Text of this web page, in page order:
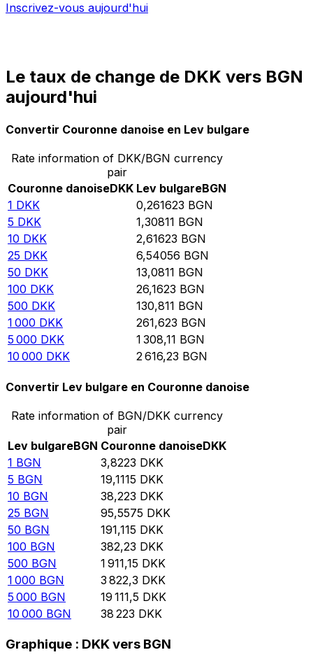
Inscrivez-vous aujourd'hui
Le taux de change de DKK vers BGN
aujourd'hui
Convertir Couronne danoise en Lev bulgare
Rate information of DKK/BGN currency
pair
Couronne danoiseDKK Lev bulgareBGN
1 DKK 0,261623 BGN
5 DKK 1,30811 BGN
10 DKK 2,61623 BGN
25 DKK 6,54056 BGN
50 DKK 13,0811 BGN
100 DKK 26,1623 BGN
500 DKK 130,811 BGN
1 000 DKK 261,623 BGN
5 000 DKK 1 308,11 BGN
10 000 DKK 2 616,23 BGN
Convertir Lev bulgare en Couronne danoise
Rate information of BGN/DKK currency
pair
Lev bulgareBGN Couronne danoiseDKK
1 BGN 3,8223 DKK
5 BGN 19,1115 DKK
10 BGN 38,223 DKK
25 BGN 95,5575 DKK
50 BGN 191,115 DKK
100 BGN 382,23 DKK
500 BGN 1 911,15 DKK
1 000 BGN 3 822,3 DKK
5 000 BGN 19 111,5 DKK
10 000 BGN 38 223 DKK
Graphique : DKK vers BGN